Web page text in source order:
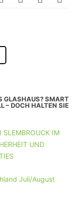
GLASHAUS? SMART
– DOCH HALTEN SIE
SLEMBROUCK IM
UND